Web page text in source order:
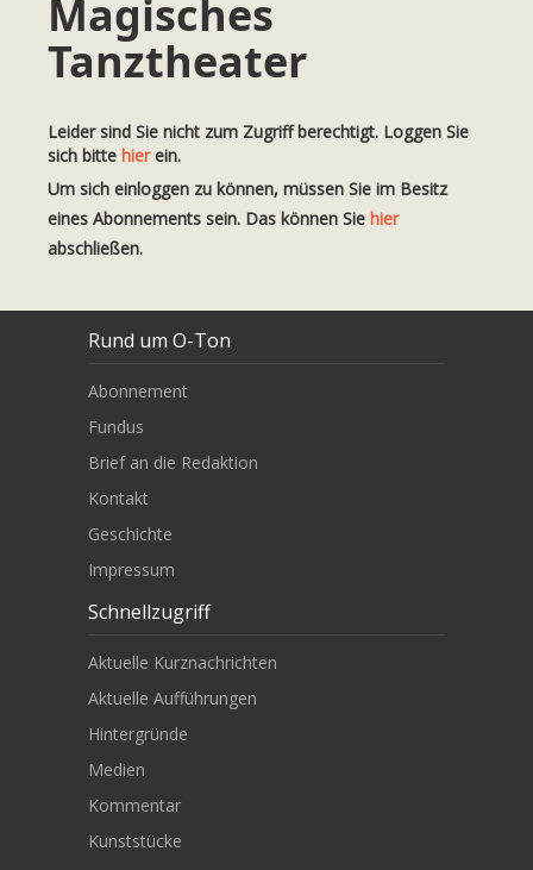
Magisches
Tanztheater
Leider sind Sie nicht zum Zugriff berechtigt. Loggen Sie
sich bitte hierein.
Um sich einloggen zu können, müssen Sie im Besitz
eines Abonnements sein. Das können Sie hier
abschließen.
Rund um O-Ton
Abonnement
Fundus
Brief an die Redaktion
Kontakt
Geschichte
Impressum
Schnellzugriff
Aktuelle Kurznachrichten
Aktuelle Aufführungen
Hintergründe
Medien
Kommentar
Kunststücke